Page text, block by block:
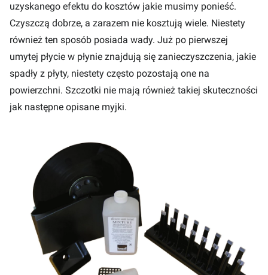
uzyskanego efektu do kosztów jakie musimy ponieść.
Czyszczą dobrze, a zarazem nie kosztują wiele. Niestety
również ten sposób posiada wady. Już po pierwszej
umytej płycie w płynie znajdują się zanieczyszczenia, jakie
spadły z płyty, niestety często pozostają one na
powierzchni. Szczotki nie mają również takiej skuteczności
jak następne opisane myjki.